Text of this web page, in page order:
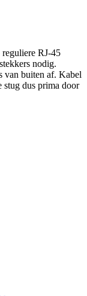
RJ-45
nodig.
van buiten af. Kabel
stug dus prima door